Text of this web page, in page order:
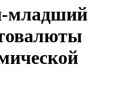
младший